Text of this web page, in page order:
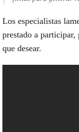
Los especialistas
prestado a participar,
que desear.